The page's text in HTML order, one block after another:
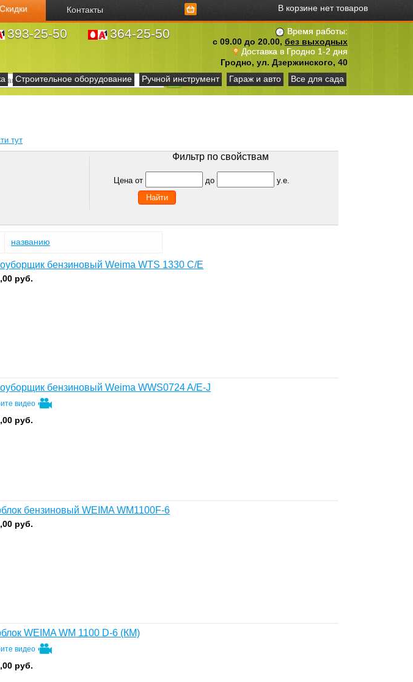
Скидки Контакты В корзине нет товаров
Время работы:
с 09.00 до 20.00, без выходных
Доставка в Гродно 1-2 дня
Гродно, ул. Дзержинского, 40
393-25-50 364-25-50
Строительное оборудование Ручной инструмент Гараж и авто Все для сада
тут
Фильтр по свойствам
Цена от до у.е.
названию
бензиновый Weima WTS 1330 C/E
руб.
бензиновый Weima WWS0724 A/E-J
видео
руб.
бензиновый WEIMA WM1100F-6
руб.
WEIMA WM 1100 D-6 (КМ)
видео
руб.